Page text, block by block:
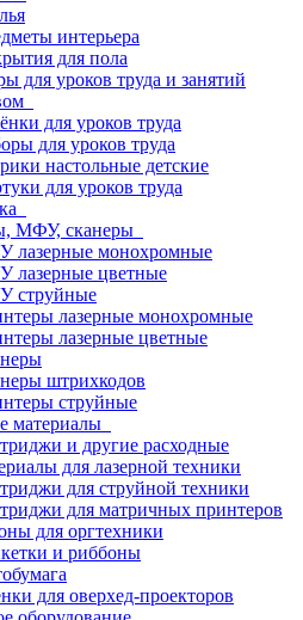
интерьера
для пола
для уроков труда и занятий
для уроков труда
для уроков труда
настольные детские
для уроков труда
МФУ, сканеры
лазерные монохромные
лазерные цветные
струйные
лазерные монохромные
лазерные цветные
штрихкодов
струйные
материалы
и другие расходные
для лазерной техники
для струйной техники
для матричных принтеров
для оргтехники
и риббоны
для оверхед-проекторов